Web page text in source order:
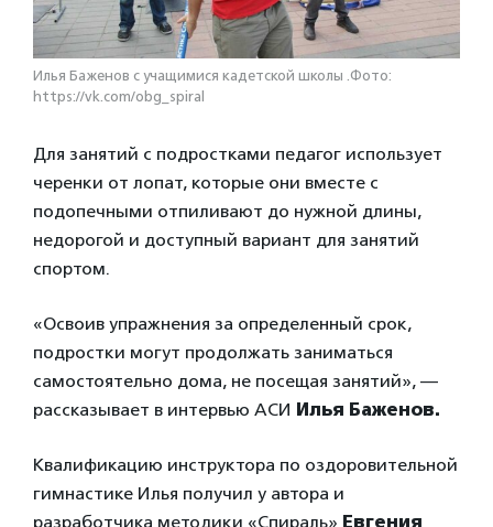
Илья Баженов с учащимися кадетской школы .Фото:
https://vk.com/obg_spiral
Для занятий с подростками педагог использует
черенки от лопат, которые они вместе с
подопечными отпиливают до нужной длины,
недорогой и доступный вариант для занятий
спортом.
«Освоив упражнения за определенный срок,
подростки могут продолжать заниматься
самостоятельно дома, не посещая занятий», —
рассказывает в интервью АСИ Илья Баженов.
Квалификацию инструктора по оздоровительной
гимнастике Илья получил у автора и
разработчика методики «Спираль» Евгения